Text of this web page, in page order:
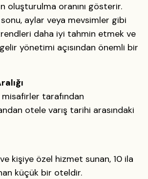
oluşturulma oranını gösterir.
aylar veya mevsimler gibi
daha iyi tahmin etmek ve
yönetimi açısından önemli bir
tarafından
otele varış tarihi arasındaki
kişiye özel hizmet sunan, 10 ila
küçük bir oteldir.